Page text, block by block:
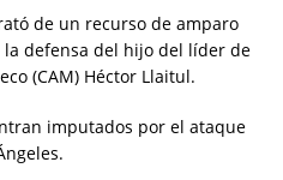
de un recurso de amparo
defensa del hijo del líder de
(CAM) Héctor Llaitul.
imputados por el ataque